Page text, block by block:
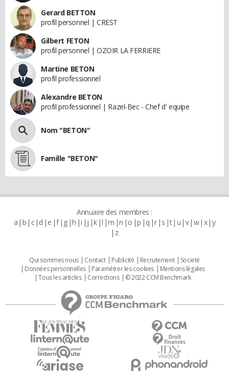
Gerard BETTON
profil personnel | CREST
Gilbert FETON
profil personnel | OZOIR LA FERRIERE
Martine BETON
profil professionnel
Alexandre BETON
profil professionnel | Razel-Bec - Chef d' equipe
Nom "BETON"
Famille "BETON"
Annuaire des membres :
a b c d e f g h i j k l m n o p q r s t u v w x y
z
Qui sommes nous Contact Publicité Recrutement
Societé
Données personnelles
Paramétrer les cookies
Mentions légales
Tous les articles
Corrections © 2022 CCM Benchmark